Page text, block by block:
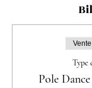
Type
Pole